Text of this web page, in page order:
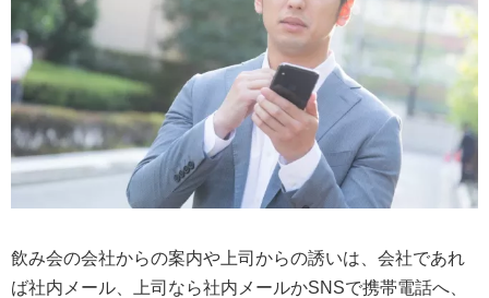
飲み会の会社からの案内や上司からの誘いは、会社であれ
ば社内メール、上司なら社内メールかSNSで携帯電話へ、